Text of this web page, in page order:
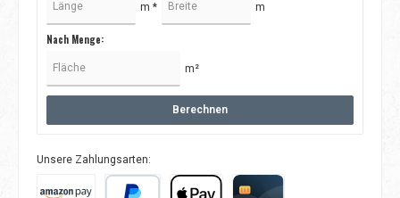
m * m
Nach Menge:
m²
Berechnen
Unsere Zahlungsarten: